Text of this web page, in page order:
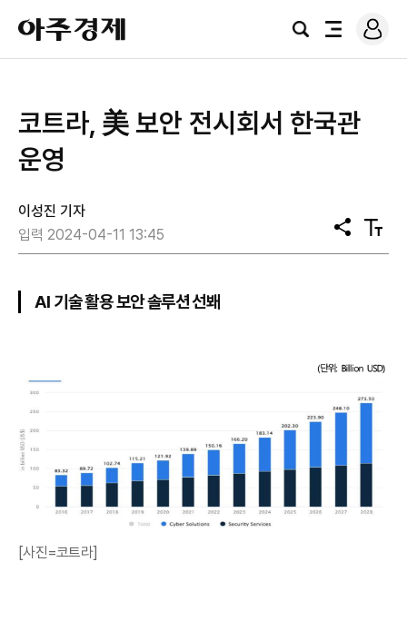
아
주
경
검
전
로
그
코트라, 美 보안 전시회서 한국관
운영
이성진 기자
입력 2024-04-11 13:45
공
유
텍
스
AI 기술 활용 보안 솔루션 선봬
[사진=코트라]